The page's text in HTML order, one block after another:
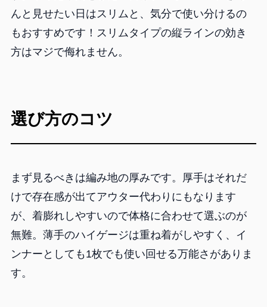
んと見せたい日はスリムと、気分で使い分けるの
もおすすめです！スリムタイプの縦ラインの効き
方はマジで侮れません。
選び方のコツ
まず見るべきは編み地の厚みです。厚手はそれだ
けで存在感が出てアウター代わりにもなります
が、着膨れしやすいので体格に合わせて選ぶのが
無難。薄手のハイゲージは重ね着がしやすく、イ
ンナーとしても1枚でも使い回せる万能さがありま
す。